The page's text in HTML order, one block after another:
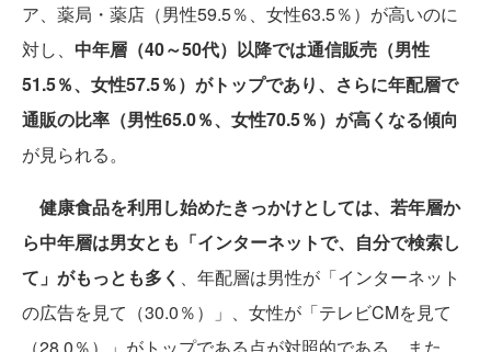
ア、薬局・薬店（男性59.5％、女性63.5％）が高いのに
対し、 中年層（40～50代）以降では通信販売（男性
51.5％、女性57.5％）がトップであり、さらに年配層で
通販の比率（男性65.0％、女性70.5％）が高くなる傾向
が見られる。
健康食品を利用し始めたきっかけとしては、若年層か
ら中年層は男女とも「インターネットで、自分で検索し
て」がもっとも多く 、年配層は男性が「インターネット
の広告を見て（30.0％）」、女性が「テレビCMを見て